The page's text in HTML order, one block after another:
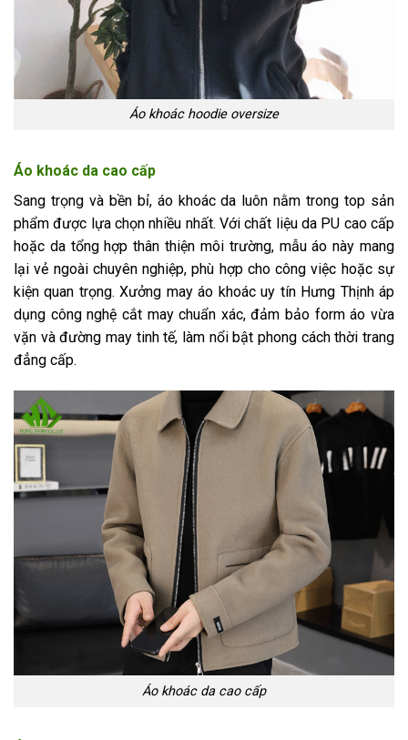
Áo khoác hoodie oversize
Áo khoác da cao cấp
Sang trọng và bền bỉ, áo khoác da luôn nằm trong top sản
phẩm được lựa chọn nhiều nhất. Với chất liệu da PU cao cấp
hoặc da tổng hợp thân thiện môi trường, mẫu áo này mang
lại vẻ ngoài chuyên nghiệp, phù hợp cho công việc hoặc sự
kiện quan trọng. Xưởng may áo khoác uy tín Hưng Thịnh áp
dụng công nghệ cắt may chuẩn xác, đảm bảo form áo vừa
vặn và đường may tinh tế, làm nổi bật phong cách thời trang
đẳng cấp.
Áo khoác da cao cấp